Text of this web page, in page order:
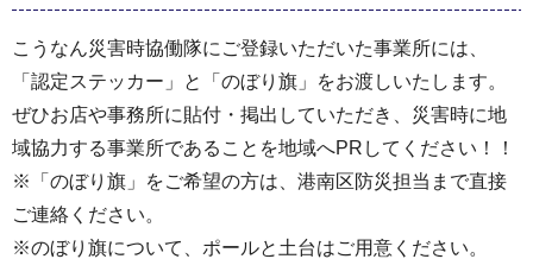
こうなん災害時協働隊にご登録いただいた事業所には、
「認定ステッカー」と「のぼり旗」をお渡しいたします。
ぜひお店や事務所に貼付・掲出していただき、災害時に地
域協力する事業所であることを地域へPRしてください！！
※「のぼり旗」をご希望の方は、港南区防災担当まで直接
ご連絡ください。
※のぼり旗について、ポールと土台はご用意ください。